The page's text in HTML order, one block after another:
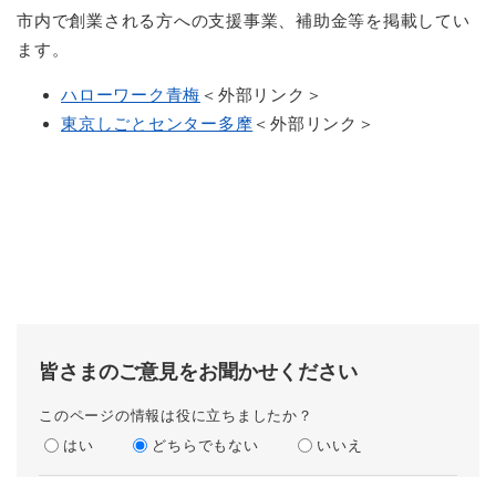
市内で創業される方への支援事業、補助金等を掲載してい
ます。
ハローワーク青梅 ＜外部リンク＞
東京しごとセンター多摩 ＜外部リンク＞
皆さまのご意見をお聞かせください
このページの情報は役に立ちましたか？
はい
どちらでもない いいえ